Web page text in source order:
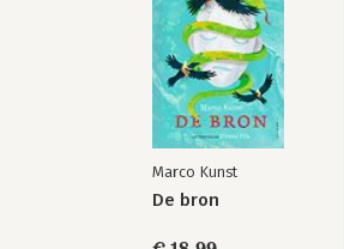
Marco Kunst
De bron